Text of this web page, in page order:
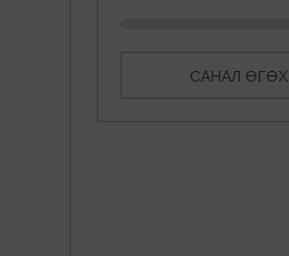
САНАЛ ӨГӨХ